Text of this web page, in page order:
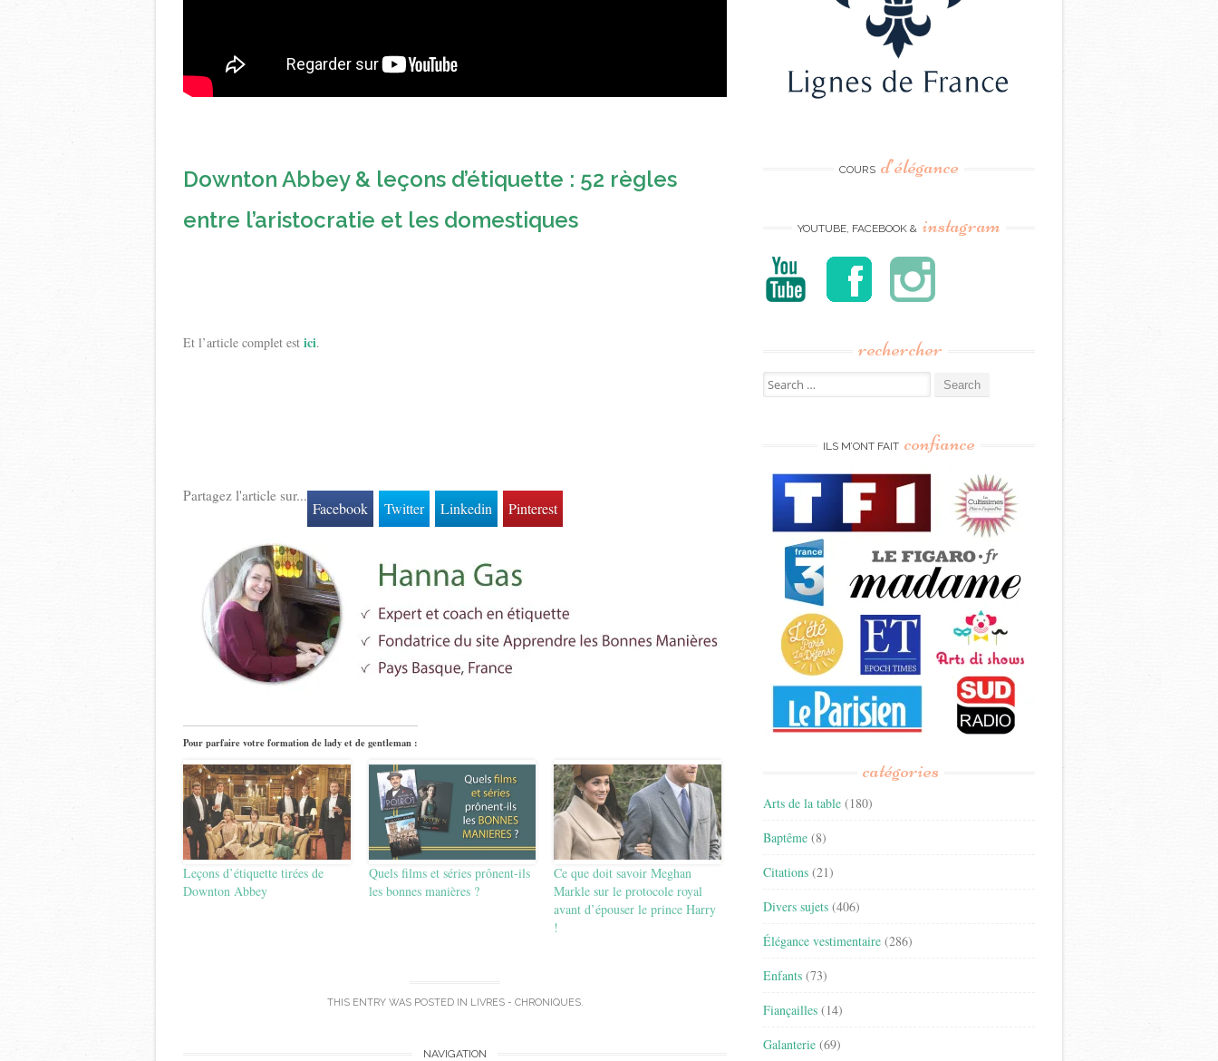
Downton Abbey & leçons d’étiquette : 52 règles
entre l’aristocratie et les domestiques
Et l’article complet est ici.
Partagez l'article sur...
Facebook Twitter Linkedin Pinterest
Pour parfaire votre formation de lady et de gentleman :
Leçons d’étiquette tirées de
Downton Abbey
Quels films et séries prônent-ils
les bonnes manières ?
Ce que doit savoir Meghan
Markle sur le protocole royal
avant d’épouser le prince Harry
!
THIS ENTRY WAS POSTED IN LIVRES - CHRONIQUES.
NAVIGATION
COURS d’élégance
YOUTUBE, FACEBOOK & instagram
rechercher
Search
for:
ILS M’ONT FAIT confiance
catégories
Arts de la table (180)
Baptême (8)
Citations (21)
Divers sujets (406)
Élégance vestimentaire (286)
Enfants (73)
Fiançailles (14)
Galanterie (69)